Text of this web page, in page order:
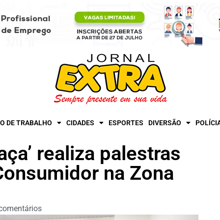
DE TRABALHO CIDADES ESPORTES DIVERSÃO
realiza palestras
na Zona